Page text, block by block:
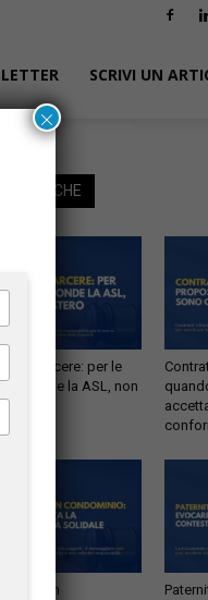
SCRIVI UN
ANCHE
in carcere: per le
risponde la ASL, non
in
×